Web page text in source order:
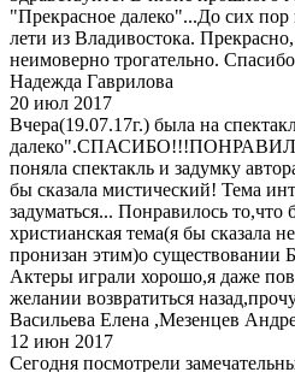
"Прекрасное далеко"...До сих
лети из Владивостока.
неимоверно трогательно.
Надежда Гаврилова
20 июл 2017
Вчера(19.07.17г.) была на
поняла спектакль и задумку
бы сказала мистический! Тема
задуматься... Понравилось то,что
христианская тема(я бы сказала
пронизан этим)о существовании
Актеры играли хорошо,я даже
желании возвратиться
Васильева Елена ,Мезенцев
12 июн 2017
Сегодня посмотрели